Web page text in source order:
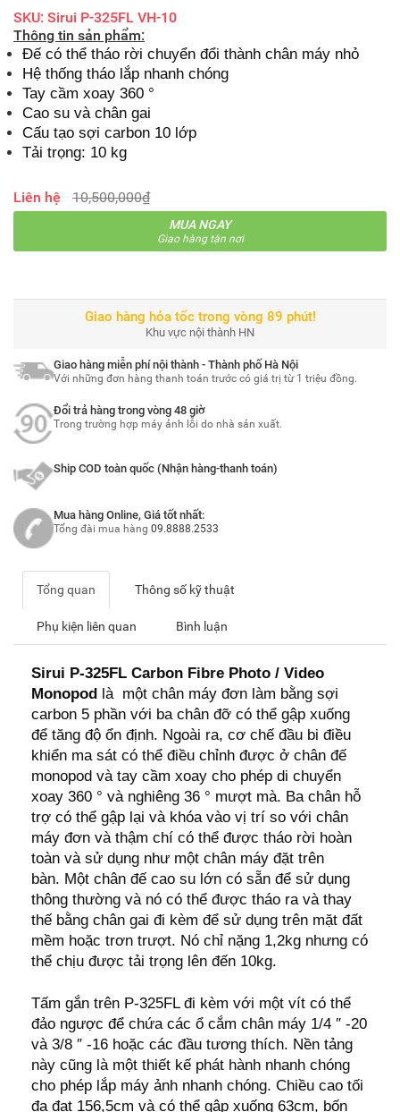
SKU: Sirui P-325FL VH-10
Thông tin sản phẩm:
Đế có thể tháo rời chuyển đổi thành chân máy nhỏ
Hệ thống tháo lắp nhanh chóng
Tay cầm xoay 360 °
Cao su và chân gai
Cấu tạo sợi carbon 10 lớp
Tải trọng: 10 kg
Liên hệ 10,500,000₫
MUA NGAY
Giao hàng tận nơi
Giao hàng hỏa tốc trong vòng 89 phút!
Khu vực nội thành HN
Giao hàng miễn phí nội thành - Thành phố Hà Nội
Với những đơn hàng thanh toán trước có giá trị từ 1 triệu đồng.
Đổi trả hàng trong vòng 48 giờ
Trong trường hợp máy ảnh lỗi do nhà sản xuất.
Ship COD toàn quốc (Nhận hàng-thanh toán)
Mua hàng Online, Giá tốt nhất:
Tổng đài mua hàng 09.8888.2533
Tổng quan Thông số kỹ thuật
Phụ kiện liên quan Bình luận
Sirui P-325FL Carbon Fibre Photo / Video
Monopod là một chân máy đơn làm bằng sợi
carbon 5 phần với ba chân đỡ có thể gập xuống
để tăng độ ổn định. Ngoài ra, cơ chế đầu bi điều
khiển ma sát có thể điều chỉnh được ở chân đế
monopod và tay cầm xoay cho phép di chuyển
xoay 360 ° và nghiêng 36 ° mượt mà. Ba chân hỗ
trợ có thể gập lại và khóa vào vị trí so với chân
máy đơn và thậm chí có thể được tháo rời hoàn
toàn và sử dụng như một chân máy đặt trên
bàn. Một chân đế cao su lớn có sẵn để sử dụng
thông thường và nó có thể được tháo ra và thay
thế bằng chân gai đi kèm để sử dụng trên mặt đất
mềm hoặc trơn trượt. Nó chỉ nặng 1,2kg nhưng có
thể chịu được tải trọng lên đến 10kg.
Tấm gắn trên P-325FL đi kèm với một vít có thể
đảo ngược để chứa các ổ cắm chân máy 1/4 ″ -20
và 3/8 ″ -16 hoặc các đầu tương thích. Nền tảng
này cũng là một thiết kế phát hành nhanh chóng
cho phép lắp máy ảnh nhanh chóng. Chiều cao tối
đa đạt 156,5cm và có thể gập xuống 63cm, bốn